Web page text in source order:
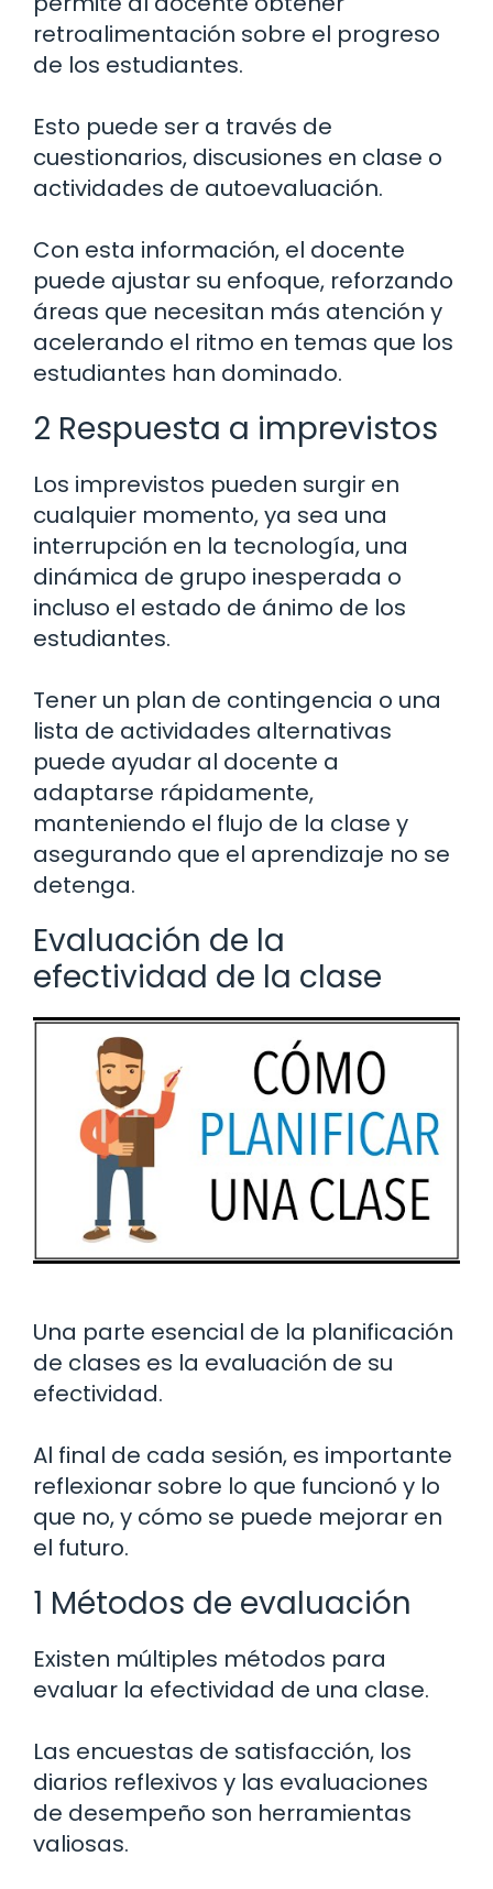
retroalimentación sobre el progreso
de los estudiantes.
Esto puede ser a través de
cuestionarios, discusiones en clase o
actividades de autoevaluación.
Con esta información, el docente
puede ajustar su enfoque, reforzando
áreas que necesitan más atención y
acelerando el ritmo en temas que los
estudiantes han dominado.
2 Respuesta a imprevistos
Los imprevistos pueden surgir en
cualquier momento, ya sea una
interrupción en la tecnología, una
dinámica de grupo inesperada o
incluso el estado de ánimo de los
estudiantes.
Tener un plan de contingencia o una
lista de actividades alternativas
puede ayudar al docente a
adaptarse rápidamente,
manteniendo el flujo de la clase y
asegurando que el aprendizaje no se
detenga.
Evaluación de la
efectividad de la clase
Una parte esencial de la planificación
de clases es la evaluación de su
efectividad.
Al final de cada sesión, es importante
reflexionar sobre lo que funcionó y lo
que no, y cómo se puede mejorar en
el futuro.
1 Métodos de evaluación
Existen múltiples métodos para
evaluar la efectividad de una clase.
Las encuestas de satisfacción, los
diarios reflexivos y las evaluaciones
de desempeño son herramientas
valiosas.